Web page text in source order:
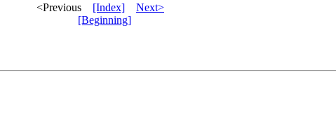
<Previous [Index]
Next>
[Beginning]